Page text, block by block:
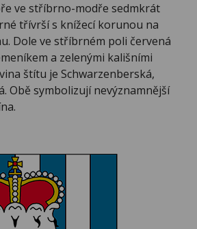
ve stříbrno-modře sedmkrát
třívrší s knížecí korunou na
Dole ve stříbrném poli červená
a zelenými kališními
štítu je Schwarzenberská,
Obě symbolizují nevýznamnější